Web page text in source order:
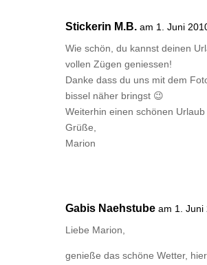
Stickerin M.B. am 1. Juni
Wie schön, du kannst deinen
vollen Zügen geniessen!
Danke dass du uns mit dem
bissel näher bringst 😉
Weiterhin einen schönen
Grüße,
Marion
Gabis Naehstube am 1. Juni
Liebe Marion,
genieße das schöne Wetter,